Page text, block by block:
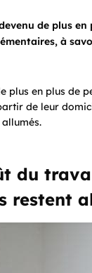
de plus
à
plus en plus de
de leur
du
restent